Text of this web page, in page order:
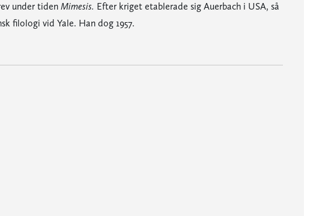
under tiden Mimesis. Efter kriget etablerade sig Auerbach i USA, så
filologi vid Yale. Han dog 1957.